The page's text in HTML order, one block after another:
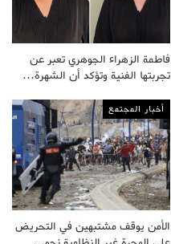
فاطمة الزهراء الجوهري تعبر عن
تجربتها الفنية وتؤكد أن الشهرة…
أخبار المجتمع
الأمن يوقف مشتبهين في التحريض